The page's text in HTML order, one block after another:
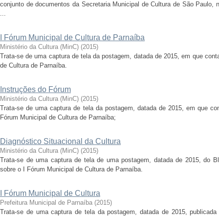
conjunto de documentos da Secretaria Municipal de Cultura de São Paulo,
...
I Fórum Municipal de Cultura de Parnaíba
Ministério da Cultura (MinC) (2015)
Trata-se de uma captura de tela da postagem, datada de 2015, em que
de Cultura de Parnaíba.
Instruções do Fórum
Ministério da Cultura (MinC) (2015)
Trata-se de uma captura de tela da postagem, datada de 2015, em que
Fórum Municipal de Cultura de Parnaíba;
Diagnóstico Situacional da Cultura
Ministério da Cultura (MinC) (2015)
Trata-se de uma captura de tela de uma postagem, datada de 2015, do
sobre o I Fórum Municipal de Cultura de Parnaíba.
I Fórum Municipal de Cultura
Prefeitura Municipal de Parnaíba (2015)
Trata-se de uma captura de tela da postagem, datada de 2015,